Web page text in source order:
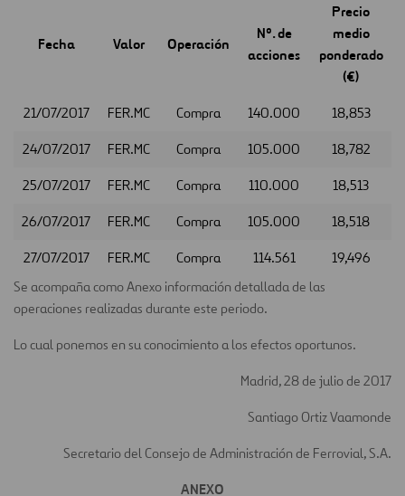
Fecha Valor Operación
Nº. de
acciones
Precio
medio
ponderado
(€)
21/07/2017 FER.MC Compra 140.000 18,853
24/07/2017 FER.MC Compra 105.000 18,782
25/07/2017 FER.MC Compra 110.000 18,513
26/07/2017 FER.MC Compra 105.000 18,518
27/07/2017 FER.MC Compra 114.561
19,496
Se acompaña como Anexo información detallada de las
operaciones realizadas durante este periodo.
Lo cual ponemos en su conocimiento a los efectos oportunos.
Madrid, 28 de julio de 2017
Santiago Ortiz Vaamonde
Secretario del Consejo de Administración de Ferrovial, S.A.
ANEXO